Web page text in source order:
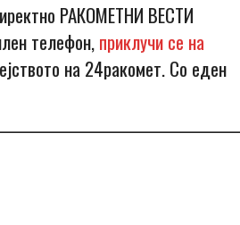
РАКОМЕТНИ ВЕСТИ
телефон,приклучи се на
на 24ракомет. Со еден